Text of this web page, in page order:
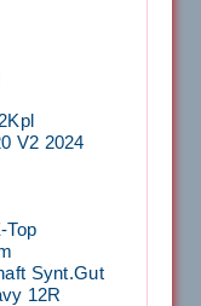
V2 2024
Top
Synt.Gut
12R